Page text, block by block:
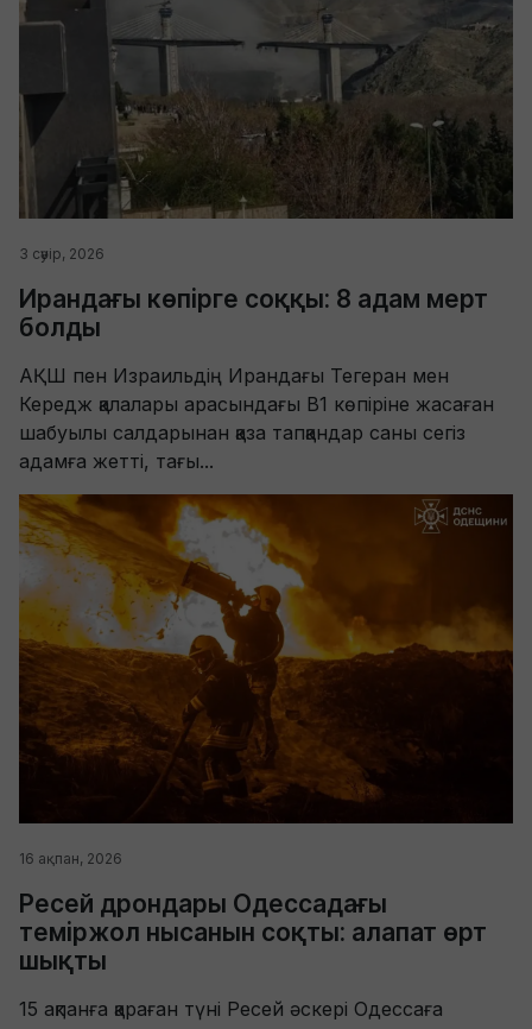
3 сәуір, 2026
Ирандағы көпірге соққы: 8 адам мерт
болды
АҚШ пен Израильдің Ирандағы Тегеран мен
Кередж қалалары арасындағы B1 көпіріне жасаған
шабуылы салдарынан қаза тапқандар саны сегіз
адамға жетті, тағы...
16 ақпан, 2026
Ресей дрондары Одессадағы
теміржол нысанын соқты: алапат өрт
шықты
15 ақпанға қараған түні Ресей әскері Одессаға